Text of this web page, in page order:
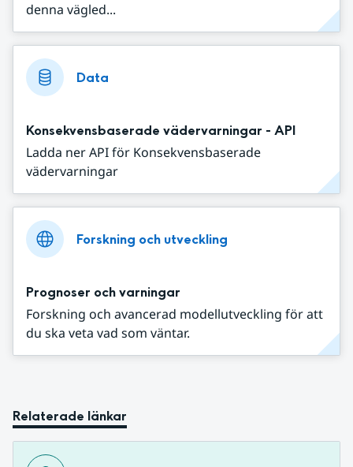
denna vägled...
Data
Konsekvensbaserade vädervarningar - API
Ladda ner API för Konsekvensbaserade
vädervarningar
Forskning och utveckling
Prognoser och varningar
Forskning och avancerad modellutveckling för att
du ska veta vad som väntar.
Relaterade länkar